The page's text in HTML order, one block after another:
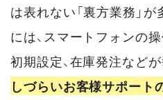
は表れない「裏方業務」
には、スマートフォンの
初期設定、在庫発注など
しづらいお客様サポート